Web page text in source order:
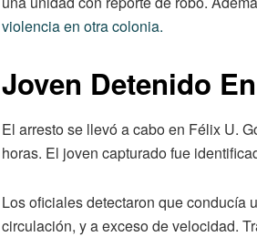
violencia en otra colonia.
Joven Detenido
El arresto se llevó a cabo en Félix U.
horas. El joven capturado fue
Los oficiales detectaron que conducía
circulación, y a exceso de velocidad.